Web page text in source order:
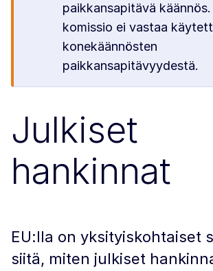
paikkansapitävä
komissio ei vastaa
konekäännösten
paikkansapitävyydestä.
Julkiset
hankinnat
EU:lla on yksityiskohtaiset
siitä, miten julkiset